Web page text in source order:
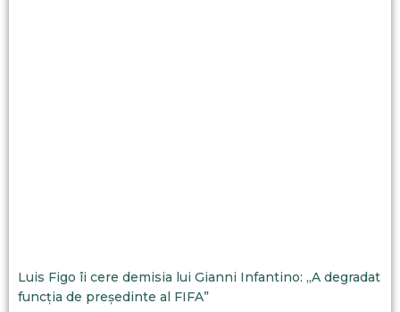
Luis Figo îi cere demisia lui Gianni Infantino: „A degradat
funcția de președinte al FIFA”